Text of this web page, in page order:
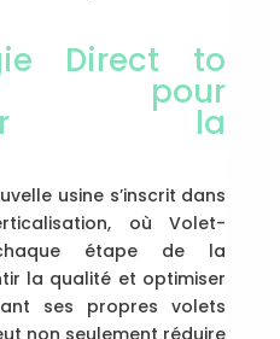
Direct to
pour
la
usine s’inscrit dans
où Volet-
étape de la
la qualité et optimiser
ses propres volets
non seulement réduire